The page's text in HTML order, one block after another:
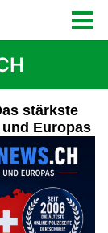
stärkste
Europas